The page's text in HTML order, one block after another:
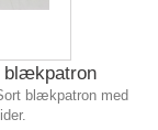
blækpatron
blækpatron med